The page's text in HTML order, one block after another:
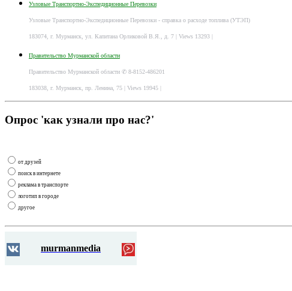
Узловые Транспортно-Экспедиционные Перевозки
Узловые Транспортно-Экспедиционные Перевозки - справка о расходе топлива (УТЭП)
183074, г. Мурманск, ул. Капитана Орликовой В.Я., д. 7 | Views 13293 |
Правительство Мурманской области
Правительство Мурманской области ✆ 8-8152-486201
183038, г. Мурманск, пр. Ленина, 75 | Views 19945 |
Опрос 'как узнали про нас?'
от друзей
поиск в интернете
реклама в транспорте
логотип в городе
другое
murmanmedia